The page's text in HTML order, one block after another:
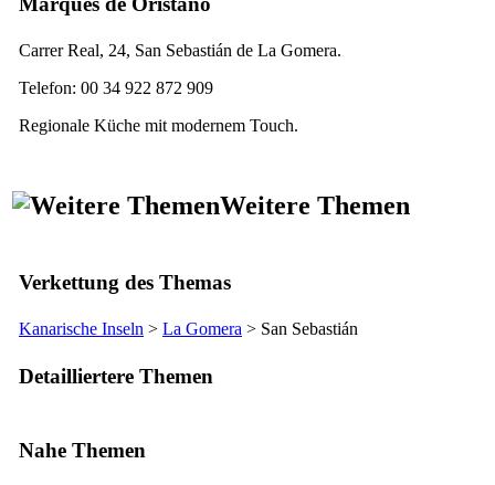
CarrerReal, 24, San Sebastián de La Gomera.
Telefon: 00 34 922 872 909
Regionale Küche mit modernem Touch.
Weitere Themen
Verkettung des Themas
Kanarische Inseln > La Gomera > San Sebastián
Detailliertere Themen
Nahe Themen